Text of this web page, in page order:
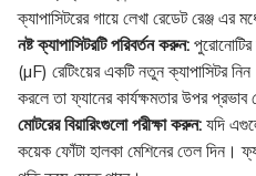
ক্যাপাসিটরের গায়ে লেখা রেডেট রেঞ্জ এর
নষ্ট ক্যাপাসিটরটি পরিবর্তন করুন:
(µF) রেটিংয়ের একটি নতুন ক্যাপাসিটর
করলে তা ফ্যানের কার্যক্ষমতার উপর প্রভাব
মোটরের বিয়ারিংগুলো পরীক্ষা করুন: যদি
কয়েক ফোঁটা হালকা মেশিনের তেল দিন।